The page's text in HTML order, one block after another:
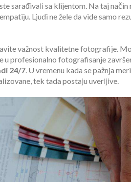
sarađivali sa klijentom. Na taj način
Ljudi ne žele da vide samo
važnost kvalitetne fotografije.
u profesionalno fotografisanje
24/7 . U vremenu kada se pažnja
tek tada postaju uverljive.